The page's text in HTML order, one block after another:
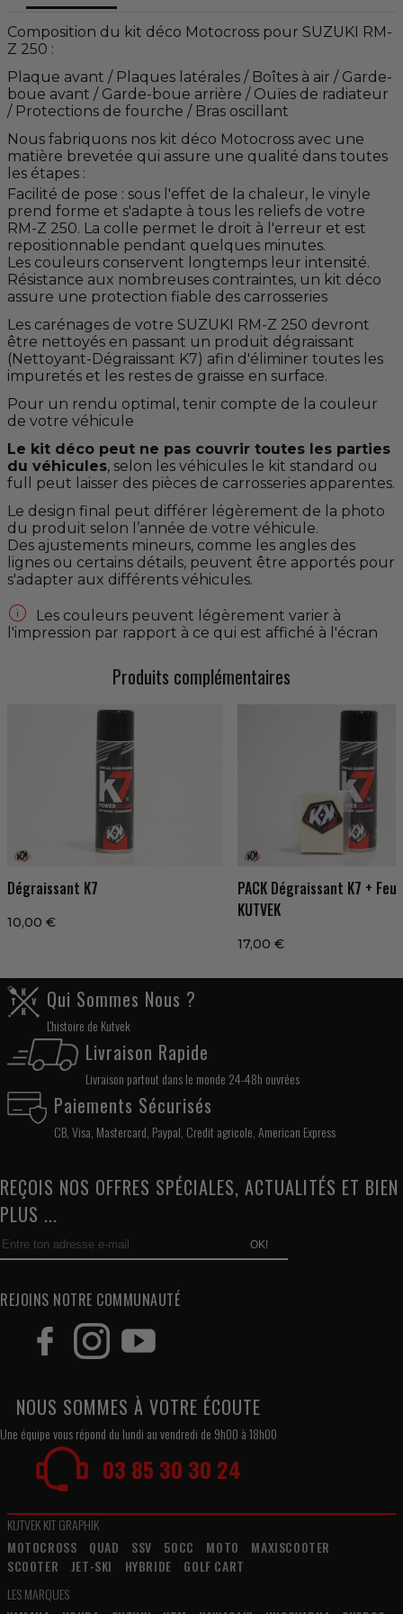
Composition du kit déco Motocross pour SUZUKI RM-
Z 250 :
Plaque avant / Plaques latérales / Boîtes à air / Garde-
boue avant / Garde-boue arrière / Ouïes de radiateur
/ Protections de fourche / Bras oscillant
Nous fabriquons nos kit déco Motocross avec une
matière brevetée qui assure une qualité dans toutes
les étapes :
Facilité de pose : sous l'effet de la chaleur, le vinyle
prend forme et s'adapte à tous les reliefs de votre
RM-Z 250. La colle permet le droit à l'erreur et est
repositionnable pendant quelques minutes.
Les couleurs conservent longtemps leur intensité.
Résistance aux nombreuses contraintes, un kit déco
assure une protection fiable des carrosseries
Les carénages de votre SUZUKI RM-Z 250 devront
être nettoyés en passant un produit dégraissant
(Nettoyant-Dégraissant K7) afin d'éliminer toutes les
impuretés et les restes de graisse en surface.
Pour un rendu optimal, tenir compte de la couleur
de votre véhicule
Le kit déco peut ne pas couvrir toutes les parties
du véhicules, selon les véhicules le kit standard ou
full peut laisser des pièces de carrosseries apparentes.
Le design final peut différer légèrement de la photo
du produit selon l’année de votre véhicule.
Des ajustements mineurs, comme les angles des
lignes ou certains détails, peuvent être apportés pour
s'adapter aux différents véhicules.

Les couleurs peuvent légèrement varier à
l'impression par rapport à ce qui est affiché à l'écran
Produits complémentaires
Dégraissant K7
10,00 €
PACK Dégraissant K7 +
KUTVEK
17,00 €
Qui Sommes Nous ?
L'histoire de Kutvek
Livraison Rapide
Livraison partout dans le monde 24-48h ouvrées
Paiements Sécurisés
CB, Visa, Mastercard, Paypal, Credit agricole, American Express
REÇOIS NOS OFFRES SPÉCIALES, ACTUALITÉS ET BIEN
PLUS ...
OK!
REJOINS NOTRE COMMUNAUTÉ
NOUS SOMMES À VOTRE ÉCOUTE
Une équipe vous répond du lundi au vendredi de 9h00 à 18h00
03 85 30 30 24
KUTVEK KIT GRAPHIK
MOTOCROSS
QUAD SSV 50CC MOTO
MAXISCOOTER
SCOOTER
JET-SKI HYBRIDE
GOLF CART
LES MARQUES